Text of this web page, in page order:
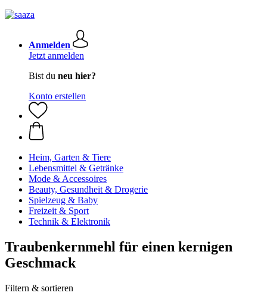
Anmelden
Jetzt anmelden
Bist du neu hier?
Konto erstellen
Heim, Garten & Tiere
Lebensmittel & Getränke
Mode & Accessoires
Beauty, Gesundheit & Drogerie
Spielzeug & Baby
Freizeit & Sport
Technik & Elektronik
Traubenkernmehl für einen kernigen
Geschmack
Filtern & sortieren